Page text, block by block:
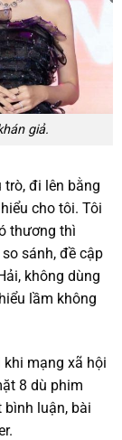
giả.
trò, đi lên bằng
cho tôi. Tôi
thương thì
sánh, đề cập
không dùng
lầm không
mạng xã hội
8 dù phim
bình luận, bài